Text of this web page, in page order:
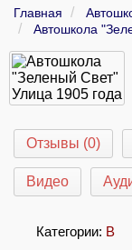
Главная
Автошкола
Отзывы (0)
Видео
Категории: B